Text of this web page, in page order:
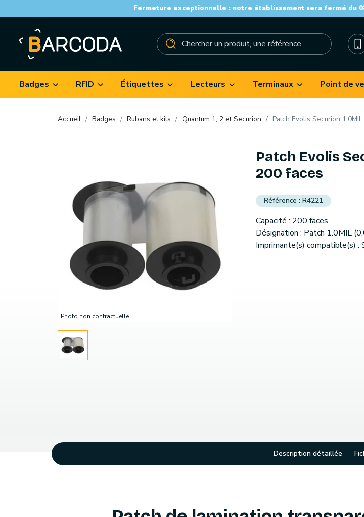
Fermeture exceptionnelle : notre établissement sera fermé du
Badges RFID Étiquettes Lecteurs Terminaux Point de
Accueil Badges Rubans et kits Quantum 1, 2 et Securion Patch Evolis Securion
Photo non contractuelle
Patch Evolis
200 faces
R4221
Capacité : 200 faces
Désignation : Patch 1.0MIL
Imprimante(s) compatible(s) :
Description détaillée